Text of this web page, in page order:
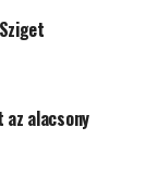
alacsony